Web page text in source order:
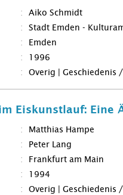
Aiko Schmidt
Stadt Emden -
Emden
1996
Overig | Geschiedenis
Eiskunstlauf: Eine
Matthias Hampe
Peter Lang
Frankfurt am Main
1994
Overig | Geschiedenis